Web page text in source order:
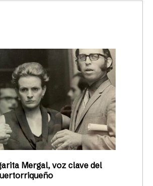
Mergal, voz clave del